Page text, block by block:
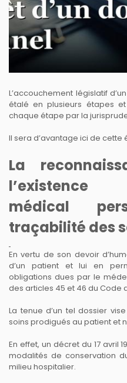
L’accouchement législatif
étalé en plusieurs étapes
chaque étape par la
Il sera d’avantage ici de cette
La
l’existence
médical
traçabilité des
En vertu de son devoir
d’un patient et lui en
obligations dues par le
des articles 45 et 46 du
La tenue d’un tel dossier
soins prodigués au patient et
En effet, un décret du 17 avril
modalités de conservation
milieu hospitalier.